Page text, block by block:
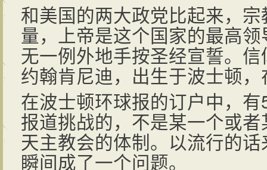
和美国的两大政党比起来，
量，上帝是这个国家的最高
无一例外地手按圣经宣誓。
约翰肯尼迪，出生于波士顿
在波士顿环球报的订户中，
报道挑战的，不是某一个或
天主教会的体制。以流行的
瞬间成了一个问题。